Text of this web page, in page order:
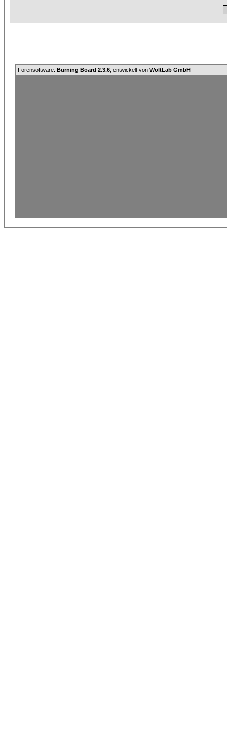
Forensoftware: Burning Board 2.3.6 , entwickelt von WoltLab GmbH